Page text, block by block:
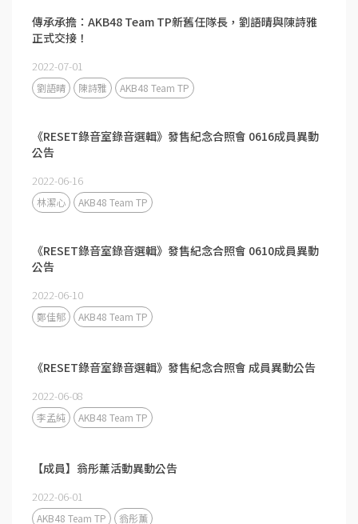
傳承承擔：AKB48 Team TP新舊任隊長，劉語晴與陳詩雅
正式交接！
2022-07-01
劉語晴 陳詩雅 AKB48 Team TP
《RESET錄音室錄音選輯》發售紀念合照會 0616成員異動
公告
2022-06-16
林潔心 AKB48 Team TP
《RESET錄音室錄音選輯》發售紀念合照會 0610成員異動
公告
2022-06-10
鄭佳郁 AKB48 Team TP
《RESET錄音室錄音選輯》發售紀念合照會 成員異動公告
2022-06-08
李孟純 AKB48 Team TP
【成員】翁彤薰活動異動公告
2022-06-01
AKB48 Team TP 翁彤薰